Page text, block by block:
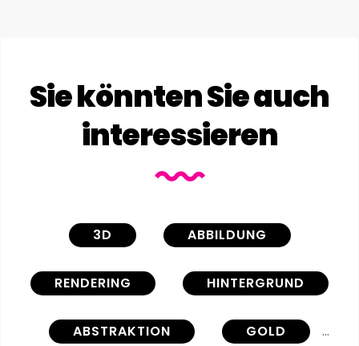
Sie könnten Sie auch
interessieren
3D ABBILDUNG
RENDERING HINTERGRUND
ABSTRAKTION GOLD